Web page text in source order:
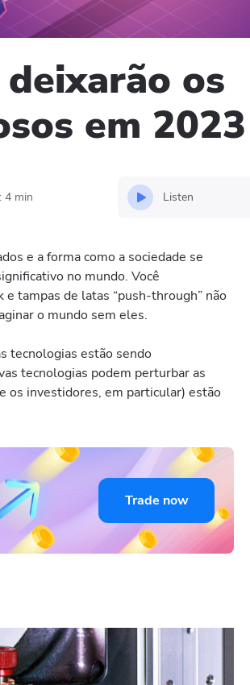
os
em 2023
4 min Listen
e a forma como a sociedade se
no mundo. Você
tampas de latas “push-through” não
o mundo sem eles.
tecnologias estão sendo
tecnologias podem perturbar as
os investidores, em particular) estão
Trade now